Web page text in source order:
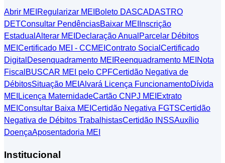
Abrir MEI Regularizar MEI Boleto DASCADASTRO
DETConsultar PendênciasBaixar MEI Inscrição
Estadual Alterar MEI Declaração Anual Parcelar Débitos
MEI Certificado MEI - CCMEI Contrato Social Certificado
Digital Desenquadramento MEI Reenquadramento MEI Nota
Fiscal BUSCAR MEI pelo CPFCertidão Negativa de
DébitosSituação MEI Alvará Licença FuncionamentoDívida
MEI Licença MaternidadeCartão CNPJ MEI Extrato
MEI Consultar Baixa MEI Certidão Negativa FGTSCertidão
Negativa de Débitos TrabalhistasCertidão INSSAuxílio
DoençaAposentadoria MEI
Institucional